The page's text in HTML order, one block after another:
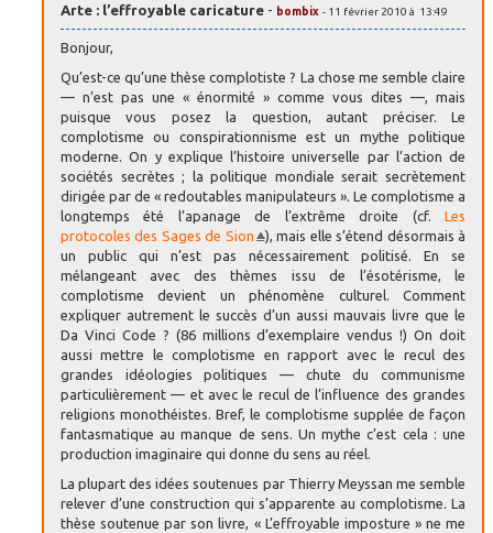
Arte : l’effroyable caricature - bombix - 11 février 2010 à 13:49
Bonjour,
Qu’est-ce qu’une thèse complotiste ? La chose me semble claire
— n’est pas une « énormité » comme vous dites —, mais
puisque vous posez la question, autant préciser. Le
complotisme ou conspirationnisme est un mythe politique
moderne. On y explique l’histoire universelle par l’action de
sociétés secrètes ; la politique mondiale serait secrètement
dirigée par de « redoutables manipulateurs ». Le complotisme a
longtemps été l’apanage de l’extrême droite (cf. Les
protocoles des Sages de Sion
), mais elle s’étend désormais à
un public qui n’est pas nécessairement politisé. En se
mélangeant avec des thèmes issu de l’ésotérisme, le
complotisme devient un phénomène culturel. Comment
expliquer autrement le succès d’un aussi mauvais livre que le
Da Vinci Code ? (86 millions d’exemplaire vendus !) On doit
aussi mettre le complotisme en rapport avec le recul des
grandes idéologies politiques — chute du communisme
particulièrement — et avec le recul de l’influence des grandes
religions monothéistes. Bref, le complotisme supplée de façon
fantasmatique au manque de sens. Un mythe c’est cela : une
production imaginaire qui donne du sens au réel.
La plupart des idées soutenues par Thierry Meyssan me semble
relever d’une construction qui s’apparente au complotisme. La
thèse soutenue par son livre, « L’effroyable imposture » ne me